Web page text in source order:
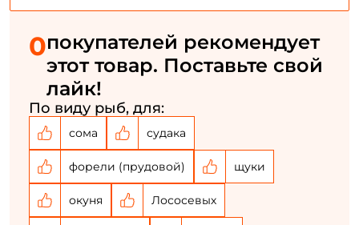
0покупателей рекомендует
этот товар. Поставьте свой
лайк!
По виду рыб, для:
сома судака
форели (прудовой) щуки
окуня Лососевых
Придумайте пароль: *
Повторите пароль: *
Заполняя данную форму вы соглашаетесь на обработку
персональных данных
Создать аккаунт